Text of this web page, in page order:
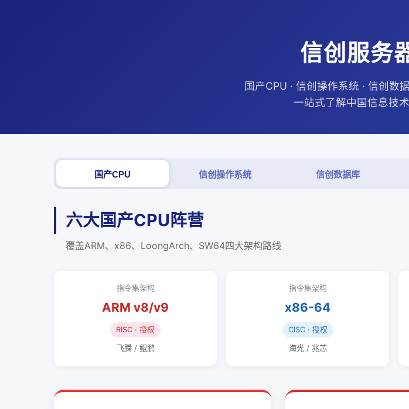
信创服务
国产CPU · 信创操作系统 · 信创数
一站式了解中国信息技
国产CPU 信创操作系统 信创数据库
六大国产CPU阵营
覆盖ARM、x86、LoongArch、SW64四大架构路线
指令集架构
ARM v8/v9
RISC · 授权
飞腾 / 鲲鹏
指令集架构
x86-64
CISC · 授权
海光 / 兆芯